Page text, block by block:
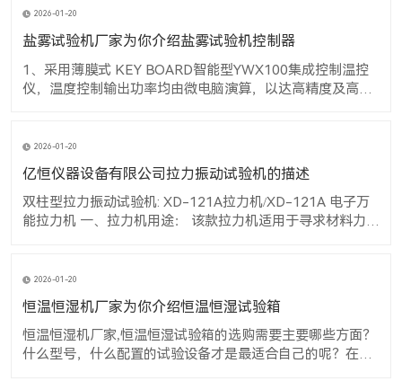
转时，应尽量避免打开箱门，因为做低温时，若开启箱门易
造成内部蒸发器
2026-01-20
盐雾试验机厂家为你介绍盐雾试验机控制器
1、采用薄膜式 KEY BOARD智能型YWX100集成控制温控
仪，温度控制输出功率均由微电脑演算，以达高精度及高效
2026-01-20
亿恒仪器设备有限公司拉力振动试验机的描述
双柱型拉力振动试验机: XD-121A拉力机/XD-121A 电子万
能拉力机 一、拉力机用途： 该款拉力机适用于寻求材料力与
项力学实验及分析。 二：拉力机结构结构原理： 本机采用液
压机电一体化设
2026-01-20
恒温恒湿机厂家为你介绍恒温恒湿试验箱
恒温恒湿机厂家,恒温恒湿试验箱的选购需要主要哪些方面？
什么型号，什么配置的试验设备才是最适合自己的呢？在